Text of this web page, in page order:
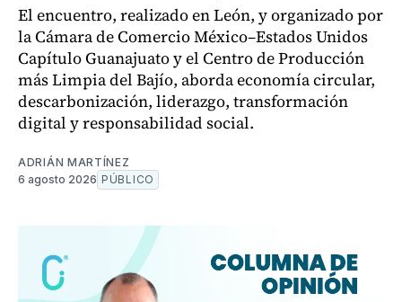
El encuentro, realizado en León, y organizado por
la Cámara de Comercio México–Estados Unidos
Capítulo Guanajuato y el Centro de Producción
más Limpia del Bajío, aborda economía circular,
descarbonización, liderazgo, transformación
digital y responsabilidad social.
ADRIÁN MARTÍNEZ
6 agosto 2026 PÚBLICO